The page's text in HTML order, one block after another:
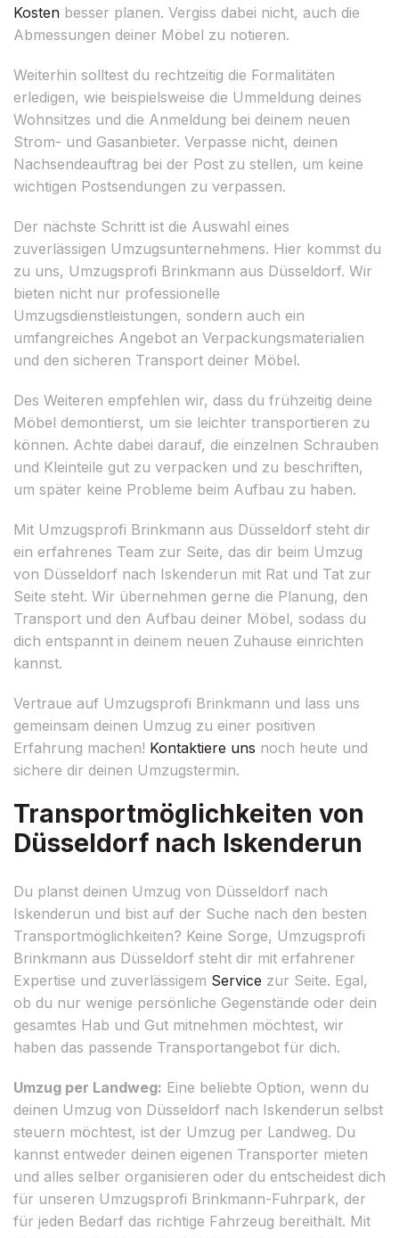
Kosten besser planen. Vergiss dabei nicht, auch die
Abmessungen deiner Möbel zu notieren.
Weiterhin solltest du rechtzeitig die Formalitäten
erledigen, wie beispielsweise die Ummeldung deines
Wohnsitzes und die Anmeldung bei deinem neuen
Strom- und Gasanbieter. Verpasse nicht, deinen
Nachsendeauftrag bei der Post zu stellen, um keine
wichtigen Postsendungen zu verpassen.
Der nächste Schritt ist die Auswahl eines
zuverlässigen Umzugsunternehmens. Hier kommst du
zu uns, Umzugsprofi Brinkmann aus Düsseldorf. Wir
bieten nicht nur professionelle
Umzugsdienstleistungen, sondern auch ein
umfangreiches Angebot an Verpackungsmaterialien
und den sicheren Transport deiner Möbel.
Des Weiteren empfehlen wir, dass du frühzeitig deine
Möbel demontierst, um sie leichter transportieren zu
können. Achte dabei darauf, die einzelnen Schrauben
und Kleinteile gut zu verpacken und zu beschriften,
um später keine Probleme beim Aufbau zu haben.
Mit Umzugsprofi Brinkmann aus Düsseldorf steht dir
ein erfahrenes Team zur Seite, das dir beim Umzug
von Düsseldorf nach Iskenderun mit Rat und Tat zur
Seite steht. Wir übernehmen gerne die Planung, den
Transport und den Aufbau deiner Möbel, sodass du
dich entspannt in deinem neuen Zuhause einrichten
kannst.
Vertraue auf Umzugsprofi Brinkmann und lass uns
gemeinsam deinen Umzug zu einer positiven
Erfahrung machen! Kontaktiere uns noch heute und
sichere dir deinen Umzugstermin.
Transportmöglichkeiten von
Düsseldorf nach Iskenderun
Du planst deinen Umzug von Düsseldorf nach
Iskenderun und bist auf der Suche nach den besten
Transportmöglichkeiten? Keine Sorge, Umzugsprofi
Brinkmann aus Düsseldorf steht dir mit erfahrener
Expertise und zuverlässigem Service zur Seite. Egal,
ob du nur wenige persönliche Gegenstände oder dein
gesamtes Hab und Gut mitnehmen möchtest, wir
haben das passende Transportangebot für dich.
Umzug per Landweg: Eine beliebte Option, wenn du
deinen Umzug von Düsseldorf nach Iskenderun selbst
steuern möchtest, ist der Umzug per Landweg. Du
kannst entweder deinen eigenen Transporter mieten
und alles selber organisieren oder du entscheidest dich
für unseren Umzugsprofi Brinkmann-Fuhrpark, der
für jeden Bedarf das richtige Fahrzeug bereithält. Mit